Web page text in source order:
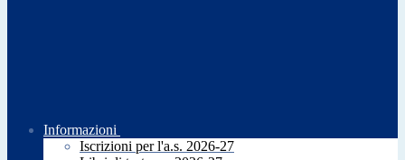
Informazioni
Iscrizioni per l'a.s. 2026-27